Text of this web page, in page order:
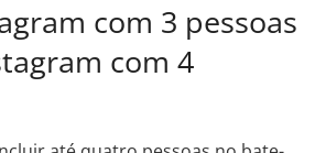
com 3 pessoas
com 4